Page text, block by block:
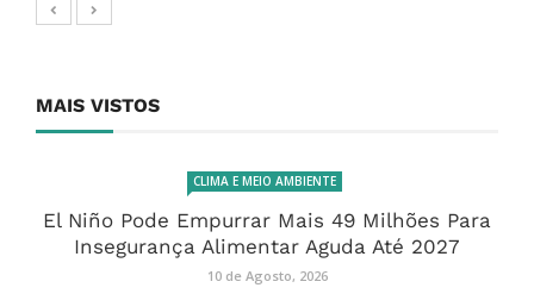
MAIS VISTOS
CLIMA E MEIO AMBIENTE
El Niño Pode Empurrar Mais 49 Milhões Para
Insegurança Alimentar Aguda Até 2027
10 de Agosto, 2026